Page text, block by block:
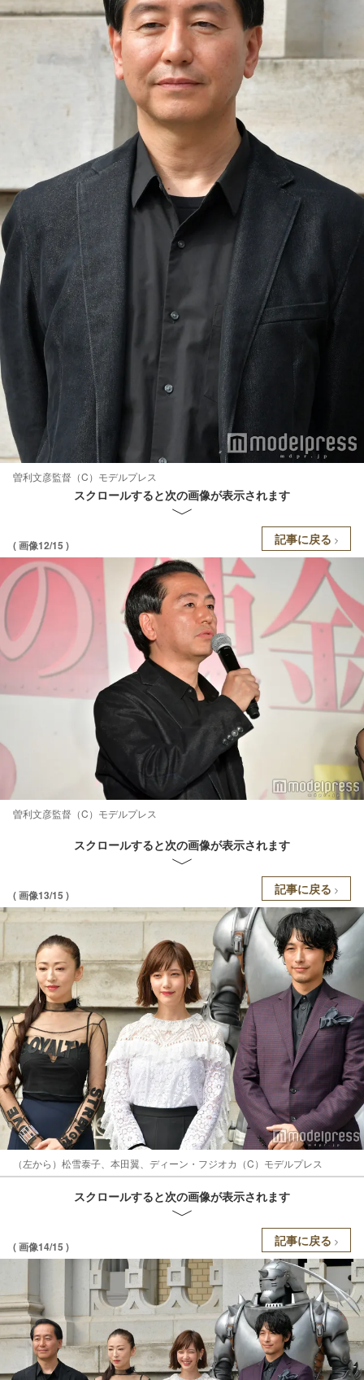
曽利文彦監督（C）モデルプレス
スクロールすると次の画像が表示されます
( 画像12/15 ) 記事に戻る
曽利文彦監督（C）モデルプレス
スクロールすると次の画像が表示されます
( 画像13/15 ) 記事に戻る
（左から）松雪泰子、本田翼、ディーン・フジオカ（C）モデルプレス
スクロールすると次の画像が表示されます
( 画像14/15 ) 記事に戻る